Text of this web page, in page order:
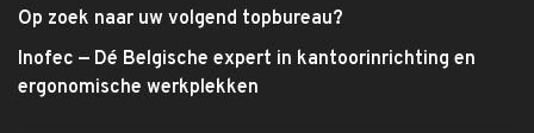
Op zoek naar uw volgend topbureau?
Inofec — Dé Belgische expert in kantoorinrichting en
ergonomische werkplekken